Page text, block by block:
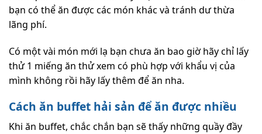
bạn có thể ăn được các món khác và tránh dư thừa
lãng phí.
Có một vài món mới lạ bạn chưa ăn bao giờ hãy chỉ lấy
thử 1 miếng ăn thử xem có phù hợp với khẩu vị của
mình không rồi hãy lấy thêm để ăn nha.
Cách ăn buffet hải sản để ăn được nhiều
Khi ăn buffet, chắc chắn bạn sẽ thấy những quầy đầy